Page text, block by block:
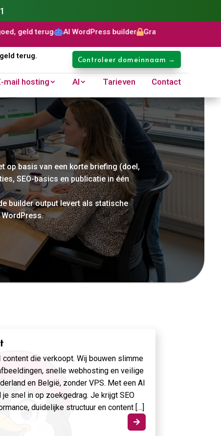
builderGratis SSL certificaat Domeinnaam: €8,99 p/
terug. Controleer domeinnaam →
mail hosting AI Tarieven Contact
op basis van een korte briefing (doel,
SEO-basics en publicatie in één
builder output levert als statische
die verkoopt. Wij bouwen slimme
snelle webhosting en veilige
en België, zonder VPS. Met een AI
snel in op zoekgedrag. Je krijgt SEO
duidelijke structuur en content […]
